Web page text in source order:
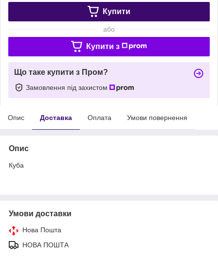
Купити
або
Купити з
Що таке купити з Пром?
Замовлення під захистом
Опис Доставка Оплата Умови повернення
Опис
Куба
Умови доставки
Нова Пошта
НОВА ПОШТА